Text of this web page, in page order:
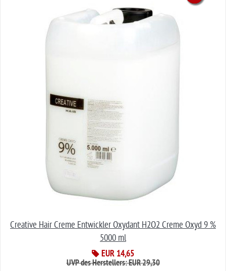
Creative Hair Creme Entwickler Oxydant H2O2 Creme Oxyd 9 %
5000 ml
EUR 14,65
UVP des Herstellers: EUR 29,30